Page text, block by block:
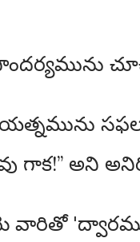
గాక!” అని
వారితో